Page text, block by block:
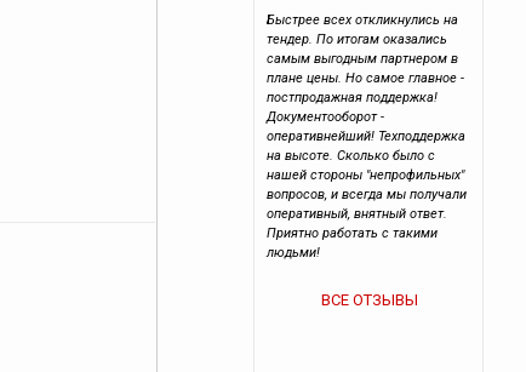
Быстрее всех откликнулись на
тендер. По итогам оказались
самым выгодным партнером в
плане цены. Но самое главное -
постпродажная поддержка!
Документооборот -
оперативнейший! Техподдержка
на высоте. Сколько было с
нашей стороны "непрофильных"
вопросов, и всегда мы получали
оперативный, внятный ответ.
Приятно работать с такими
людьми!
ВСЕ ОТЗЫВЫ